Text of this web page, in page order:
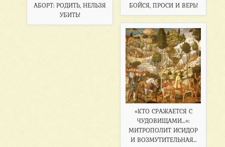
АБОРТ: РОДИТЬ, НЕЛЬЗЯ
УБИТЬ!
БОЙСЯ, ПРОСИ И ВЕРЬ!
«КТО СРАЖАЕТСЯ С
ЧУДОВИЩАМИ…»:
МИТРОПОЛИТ ИСИДОР
И ВОЗМУТИТЕЛЬНАЯ...